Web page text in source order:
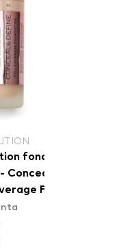
fondotinta
Conceal & Define
Foundation -